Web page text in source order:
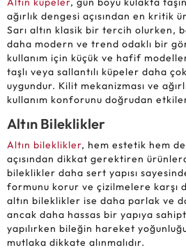
ağırlık dengesi açısından en kritik
Sarı altın klasik bir tercih olurken,
daha modern ve trend odaklı bir
kullanım için küçük ve hafif
taşlı veya sallantılı küpeler daha
uygundur. Kilit mekanizması ve
kullanım konforunu doğrudan
Altın Bileklikler
Altın bileklikler, hem estetik hem
açısından dikkat gerektiren
bileklikler daha sert yapısı
formunu korur ve çizilmelere karşı
altın bileklikler ise daha parlak ve
ancak daha hassas bir yapıya
yapılırken bileğin hareket yoğunluğu
mutlaka dikkate alınmalıdır.